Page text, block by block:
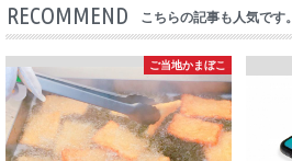
RECOMMEND こちらの記事も人気です。
ご当地かまぼこ